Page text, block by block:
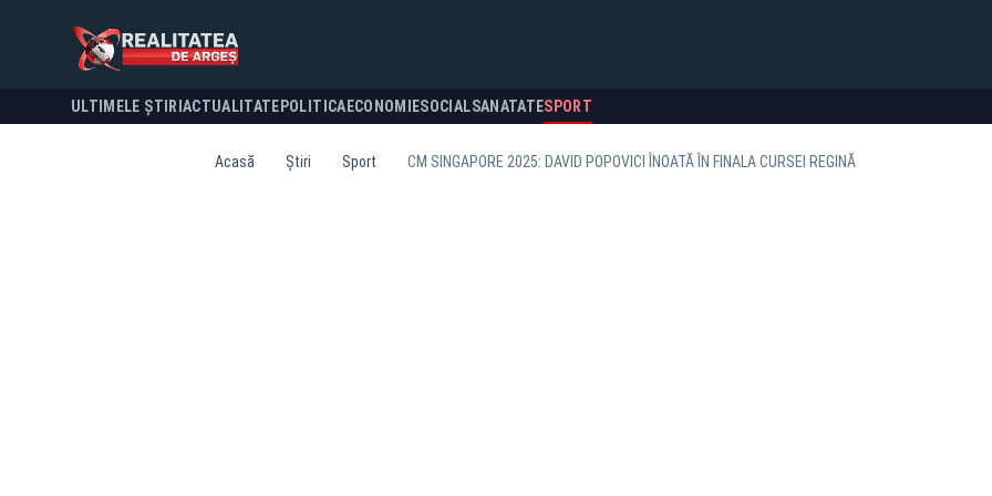
ULTIMELE ȘTIRI ACTUALITATE POLITICA ECONOMIESOCIALSANATATESPORT
Acasă Știri Sport CM SINGAPORE 2025: DAVID POPOVICI ÎNOATĂ ÎN FINALA CURSEI REGINĂ